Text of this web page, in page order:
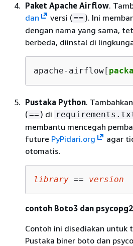
Paket Apache Airflow.
dan
versi (== ). Ini
dengan nama yang sama,
berbeda, diinstal di
apache-airflow[
Pustaka Python.
(== ) di
membantu mencegah
future PyPidari.org
agar
otomatis.
library == version
contoh Boto3 dan
Contoh ini disediakan untuk
Pustaka biner boto dan